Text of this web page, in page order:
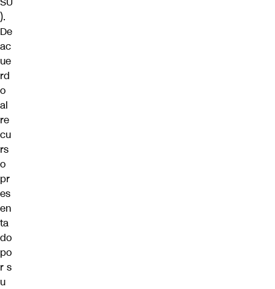
).
De
ac
ue
rd
o
al
re
cu
rs
o
pr
es
en
ta
do
po
r s
u